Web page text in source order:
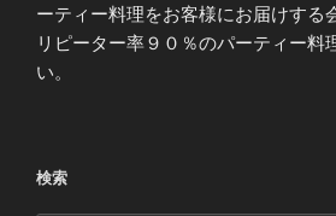
ーティー料理をお客様にお届けする
リピーター率９０％のパーティー料
い。
検索